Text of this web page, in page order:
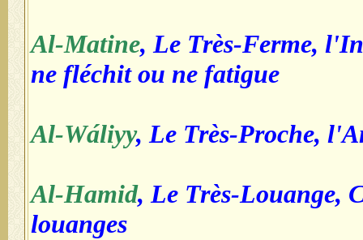
Al-Matine, Le Très-Ferme,
ne fléchit ou ne fatigue
Al-Wáliyy, Le Très-Proche,
Al-Hamid, Le Très-Louange,
louanges